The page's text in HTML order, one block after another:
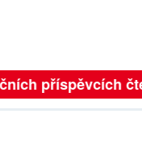
příspěvcích